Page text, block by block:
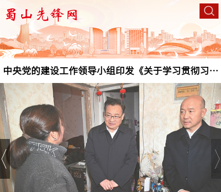
平党建思想的通知》
关于全国“两优一先”拟表彰对象的公示
关于“七一勋章”提名建议人选的公示
中央党的建设工作领导小组印发《关于学习贯彻习近
平党建思想的通知》
关于全国“两优一先”拟表彰对象的公示
关于“七一勋章”提名建议人选的公示